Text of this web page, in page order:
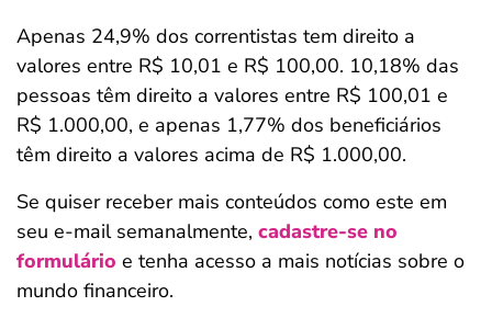
Apenas 24,9% dos correntistas tem direito a
valores entre R$ 10,01 e R$ 100,00. 10,18% das
pessoas têm direito a valores entre R$ 100,01 e
R$ 1.000,00, e apenas 1,77% dos beneficiários
têm direito a valores acima de R$ 1.000,00.
Se quiser receber mais conteúdos como este em
seu e-mail semanalmente, cadastre-se no
formulário e tenha acesso a mais notícias sobre o
mundo financeiro.